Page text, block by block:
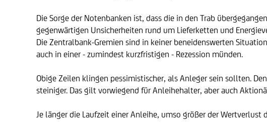
Die Sorge der Notenbanken ist, dass die in den Trab
gegenwärtigen Unsicherheiten rund um Lieferketten und
Die Zentralbank-Gremien sind in keiner beneidenswerten
auch in einer - zumindest kurzfristigen - Rezession münden.
Obige Zeilen klingen pessimistischer, als Anleger sein sollten.
steiniger. Das gilt vorwiegend für Anleihehalter, aber auch
Je länger die Laufzeit einer Anleihe, umso größer der